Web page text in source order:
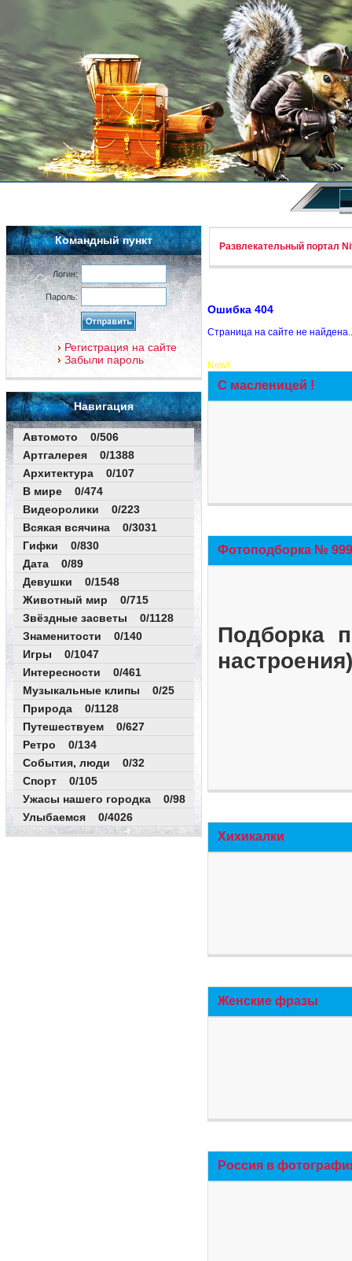
Командный пункт
Логин:
Пароль:
Регистрация на сайте
Забыли пароль
Навигация
Автомото 0/506
Артгалерея 0/1388
Архитектура 0/107
В мире 0/474
Видеоролики 0/223
Всякая всячина 0/3031
Гифки 0/830
Дата 0/89
Девушки 0/1548
Животный мир 0/715
Звёздные засветы 0/1128
Знаменитости 0/140
Игры 0/1047
Интересности 0/461
Музыкальные клипы 0/25
Природа 0/1128
Путешествуем 0/627
Ретро 0/134
События, люди 0/32
Спорт 0/105
Ужасы нашего городка 0/98
Улыбаемся 0/4026
Развлекательный портал
Ошибка 404
Страница на сайте не
New!
С масленицей !
Фотоподборка №
Подборка
Хихикалки
Женские фразы
Россия в